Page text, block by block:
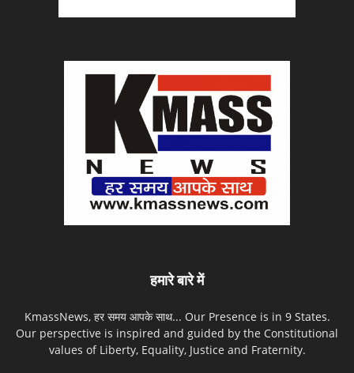
हमारे बारे में
KmassNews, हर समय आपके साथ... Our Presence is in 9 States.
Our perspective is inspired and guided by the Constitutional
values of Liberty, Equality, Justice and Fraternity.